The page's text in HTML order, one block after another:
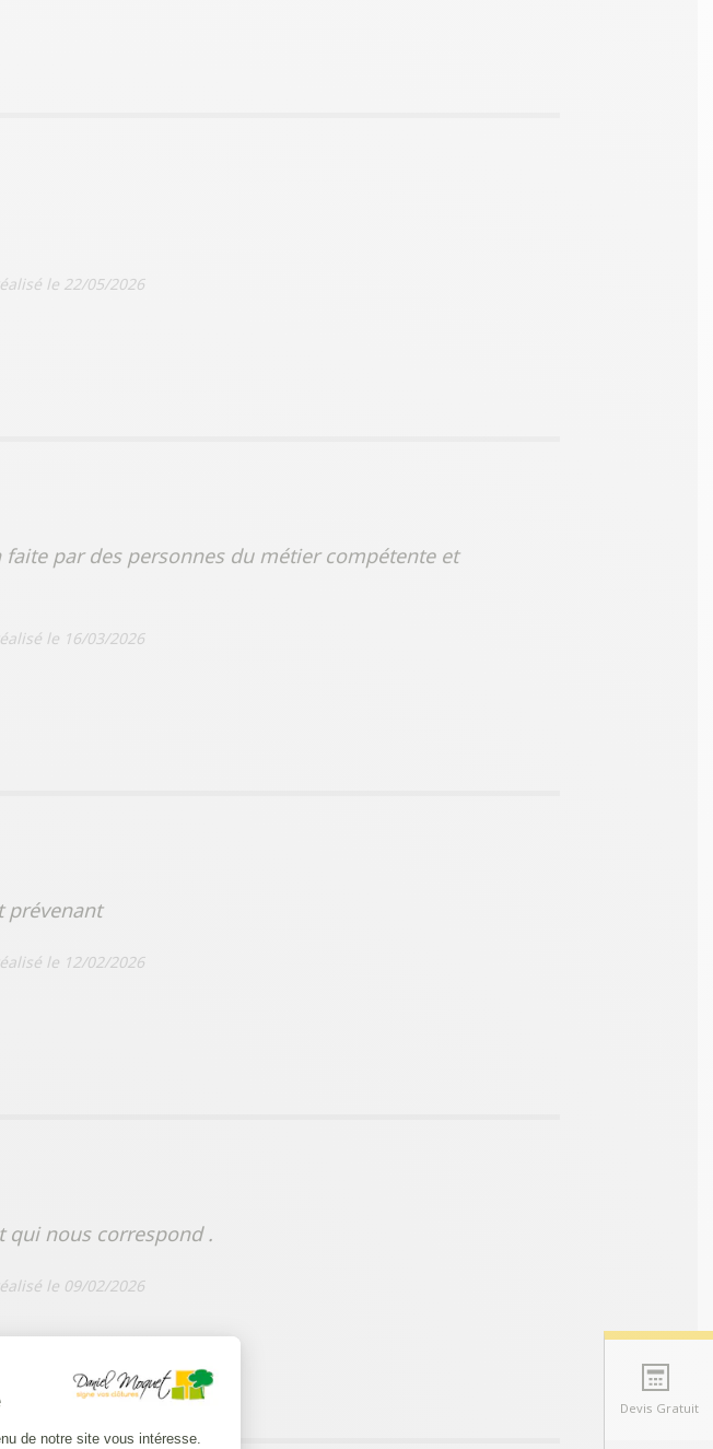
du Consentement : Personnalisez vos Options
de notre site vous intéresse.
le 22/05/2026
par des personnes du métier compétente et
le 16/03/2026
prévenant
le 12/02/2026
qui nous correspond .
le 09/02/2026
Devis Gratuit